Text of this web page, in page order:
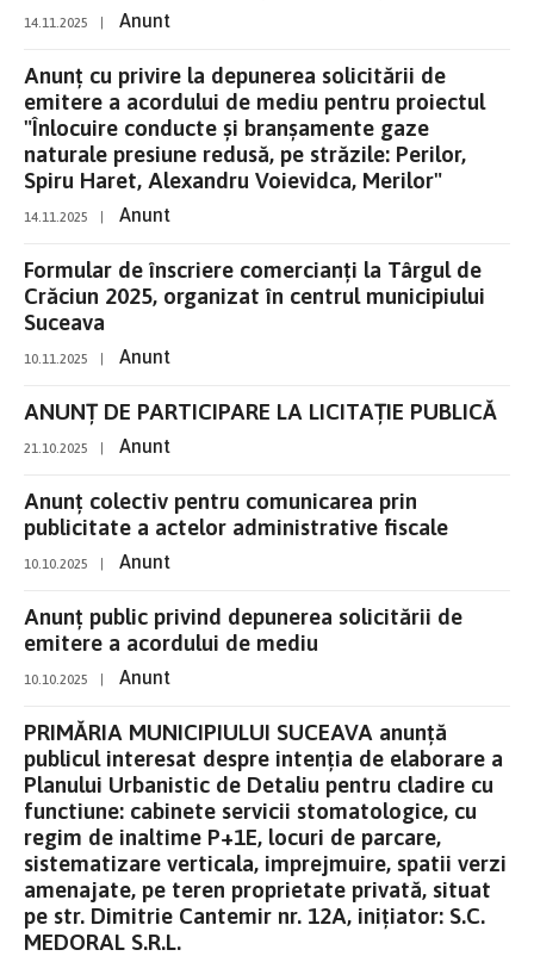
14.11.2025 Anunt
Anunț cu privire la depunerea solicitării de
emitere a acordului de mediu pentru proiectul
"Înlocuire conducte și branșamente gaze
naturale presiune redusă, pe străzile: Perilor,
Spiru Haret, Alexandru Voievidca, Merilor"
14.11.2025 Anunt
Formular de înscriere comercianți la Târgul de
Crăciun 2025, organizat în centrul municipiului
Suceava
10.11.2025 Anunt
ANUNŢ DE PARTICIPARE LA LICITAŢIE PUBLICĂ
21.10.2025 Anunt
Anunț colectiv pentru comunicarea prin
publicitate a actelor administrative fiscale
10.10.2025 Anunt
Anunț public privind depunerea solicitării de
emitere a acordului de mediu
10.10.2025 Anunt
PRIMĂRIA MUNICIPIULUI SUCEAVA anunţă
publicul interesat despre intenţia de elaborare a
Planului Urbanistic de Detaliu pentru cladire cu
functiune: cabinete servicii stomatologice, cu
regim de inaltime P+1E, locuri de parcare,
sistematizare verticala, imprejmuire, spatii verzi
amenajate, pe teren proprietate privată, situat
pe str. Dimitrie Cantemir nr. 12A, inițiator: S.C.
MEDORAL S.R.L.